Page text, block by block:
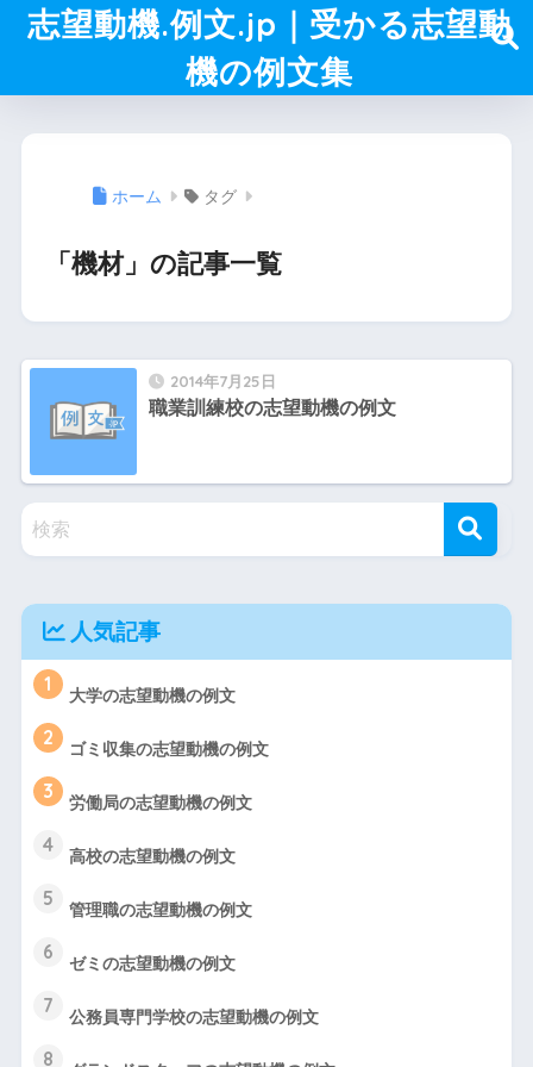
志望動機.例文.jp｜受かる志望動
機の例文集
ホーム タグ
「機材」の記事一覧
2014年7月25日
職業訓練校の志望動機の例文
人気記事
1 大学の志望動機の例文
2 ゴミ収集の志望動機の例文
3 労働局の志望動機の例文
4 高校の志望動機の例文
5 管理職の志望動機の例文
6 ゼミの志望動機の例文
7 公務員専門学校の志望動機の例文
8